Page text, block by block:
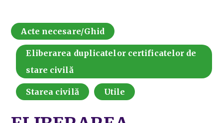
Acte necesare/Ghid
Eliberarea duplicatelor certificatelor de
stare civilă
Starea civilă Utile